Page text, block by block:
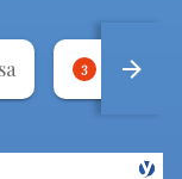
3 legera